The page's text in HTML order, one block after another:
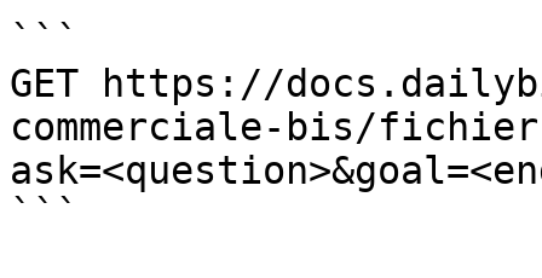
```
GET https://
commerciale-bis/
```